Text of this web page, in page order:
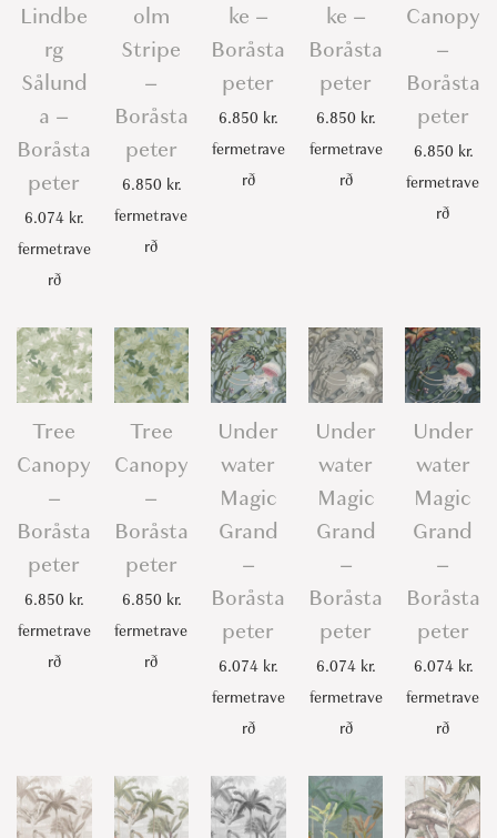
Lindbe
rg
Sålund
a –
Boråsta
peter
6.074 kr.
fermetrave
rð
olm
Stripe
–
Boråsta
peter
6.850 kr.
fermetrave
rð
ke –
Boråsta
peter
6.850 kr.
fermetrave
rð
ke –
Boråsta
peter
6.850 kr.
fermetrave
rð
Canopy
–
Boråsta
peter
6.850 kr.
fermetrave
rð
Tree
Canopy
–
Boråsta
peter
6.850 kr.
fermetrave
rð
Tree
Canopy
–
Boråsta
peter
6.850 kr.
fermetrave
rð
Under
water
Magic
Grand
–
Boråsta
peter
6.074 kr.
fermetrave
rð
Under
water
Magic
Grand
–
Boråsta
peter
6.074 kr.
fermetrave
rð
Under
water
Magic
Grand
–
Boråsta
peter
6.074 kr.
fermetrave
rð